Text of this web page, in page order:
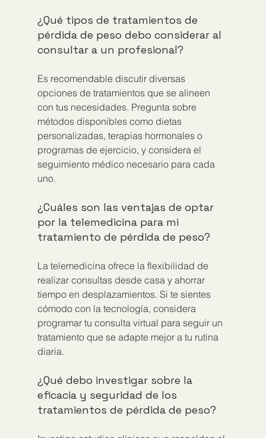
¿Qué tipos de tratamientos de
pérdida de peso debo considerar al
consultar a un profesional?
Es recomendable discutir diversas
opciones de tratamientos que se alineen
con tus necesidades. Pregunta sobre
métodos disponibles como dietas
personalizadas, terapias hormonales o
programas de ejercicio, y considera el
seguimiento médico necesario para cada
uno.
¿Cuáles son las ventajas de optar
por la telemedicina para mi
tratamiento de pérdida de peso?
La telemedicina ofrece la flexibilidad de
realizar consultas desde casa y ahorrar
tiempo en desplazamientos. Si te sientes
cómodo con la tecnología, considera
programar tu consulta virtual para seguir un
tratamiento que se adapte mejor a tu rutina
diaria.
¿Qué debo investigar sobre la
eficacia y seguridad de los
tratamientos de pérdida de peso?